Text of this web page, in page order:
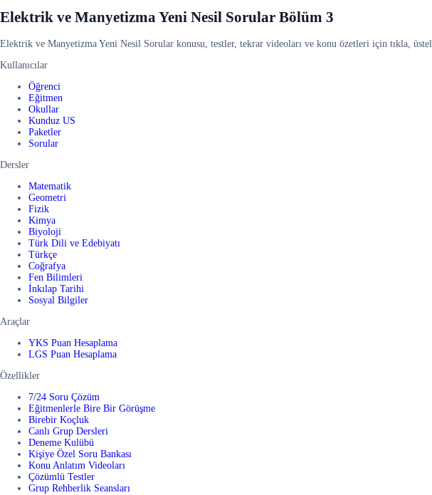
Elektrik ve Manyetizma Yeni Nesil Sorular Bölüm 3
Elektrik ve Manyetizma Yeni Nesil Sorular konusu, testler, tekrar videoları ve konu özetleri için tıkla,
Kullanıcılar
Öğrenci
Eğitmen
Okullar
Kunduz US
Paketler
Sorular
Dersler
Matematik
Geometri
Fizik
Kimya
Biyoloji
Türk Dili ve Edebiyatı
Türkçe
Coğrafya
Fen Bilimleri
İnkılap Tarihi
Sosyal Bilgiler
Araçlar
YKS Puan Hesaplama
LGS Puan Hesaplama
Özellikler
7/24 Soru Çözüm
Eğitmenlerle Bire Bir Görüşme
Birebir Koçluk
Canlı Grup Dersleri
Deneme Kulübü
Kişiye Özel Soru Bankası
Konu Anlatım Videoları
Çözümlü Testler
Grup Rehberlik Seansları